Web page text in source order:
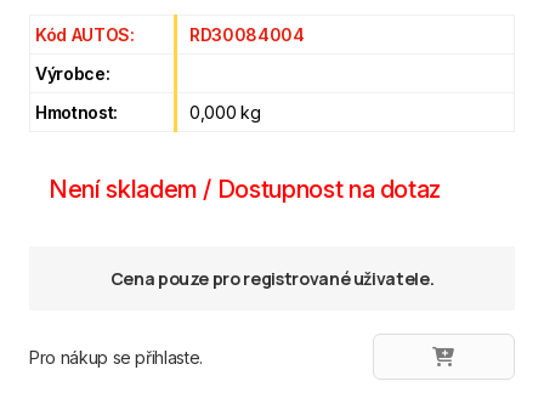
Kód AUTOS:
RD30084004
Výrobce:
Hmotnost:
0,000 kg
Není skladem / Dostupnost na dotaz
Cena pouze pro registrované uživatele.
Pro nákup se přihlaste.